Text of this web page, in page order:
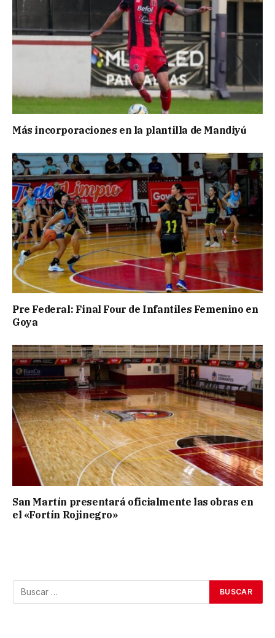
Más incorporaciones en la plantilla de Mandiyú
Pre Federal: Final Four de Infantiles Femenino en
Goya
San Martín presentará oficialmente las obras en
el «Fortín Rojinegro»